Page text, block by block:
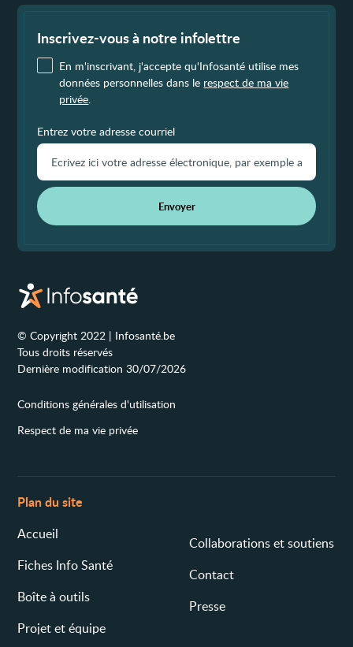
Inscrivez-vous à notre infolettre
En m'inscrivant, j'accepte qu'Infosanté utilise mes
données personnelles dans le respect de ma vie
privée.
Entrez votre adresse courriel
Envoyer
© Copyright 2022 | Infosanté.be
Tous droits réservés
Dernière modification 30/07/2026
Conditions générales d'utilisation
Respect de ma vie privée
Plan du site
Accueil
Fiches Info Santé
Boîte à outils
Projet et équipe
Collaborations et soutiens
Contact
Presse